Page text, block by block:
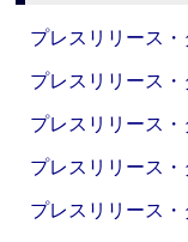
プレスリリース
プレスリリース
プレスリリース
プレスリリース
プレスリリース